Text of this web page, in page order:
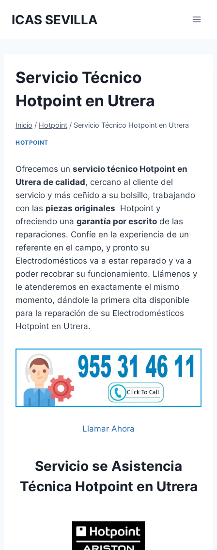
ICAS SEVILLA
Servicio Técnico
Hotpoint en Utrera
Inicio / Hotpoint / Servicio Técnico Hotpoint en Utrera
HOTPOINT
Ofrecemos un servicio técnico Hotpoint en
Utrera de calidad, cercano al cliente del
servicio y más ceñido a su bolsillo, trabajando
con las piezas originales Hotpoint y
ofreciendo una garantía por escrito de las
reparaciones. Confíe en la experiencia de un
referente en el campo, y pronto su
Electrodomésticos va a estar reparado y va a
poder recobrar su funcionamiento. Llámenos y
le atenderemos en exactamente el mismo
momento, dándole la primera cita disponible
para la reparación de su Electrodomésticos
Hotpoint en Utrera.
Llamar Ahora
Servicio se Asistencia
Técnica Hotpoint en Utrera